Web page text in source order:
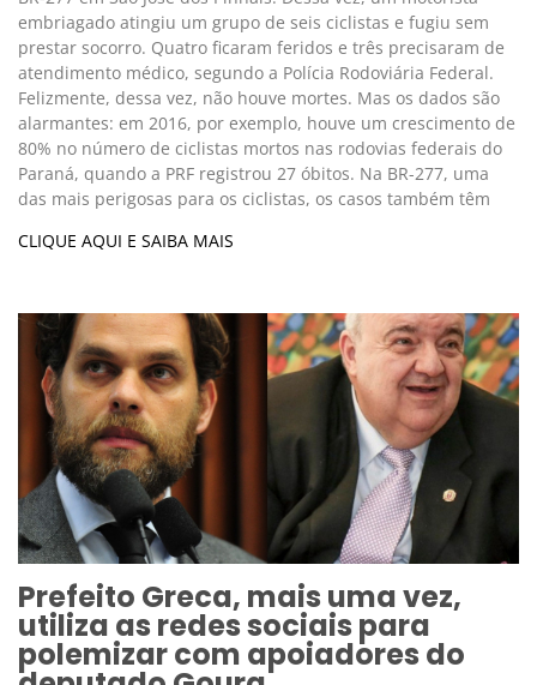
embriagado atingiu um grupo de seis ciclistas e fugiu sem
prestar socorro. Quatro ficaram feridos e três precisaram de
atendimento médico, segundo a Polícia Rodoviária Federal.
Felizmente, dessa vez, não houve mortes. Mas os dados são
alarmantes: em 2016, por exemplo, houve um crescimento de
80% no número de ciclistas mortos nas rodovias federais do
Paraná, quando a PRF registrou 27 óbitos. Na BR-277, uma
das mais perigosas para os ciclistas, os casos também têm
CLIQUE AQUI E SAIBA MAIS
Prefeito Greca, mais uma vez,
utiliza as redes sociais para
polemizar com apoiadores do